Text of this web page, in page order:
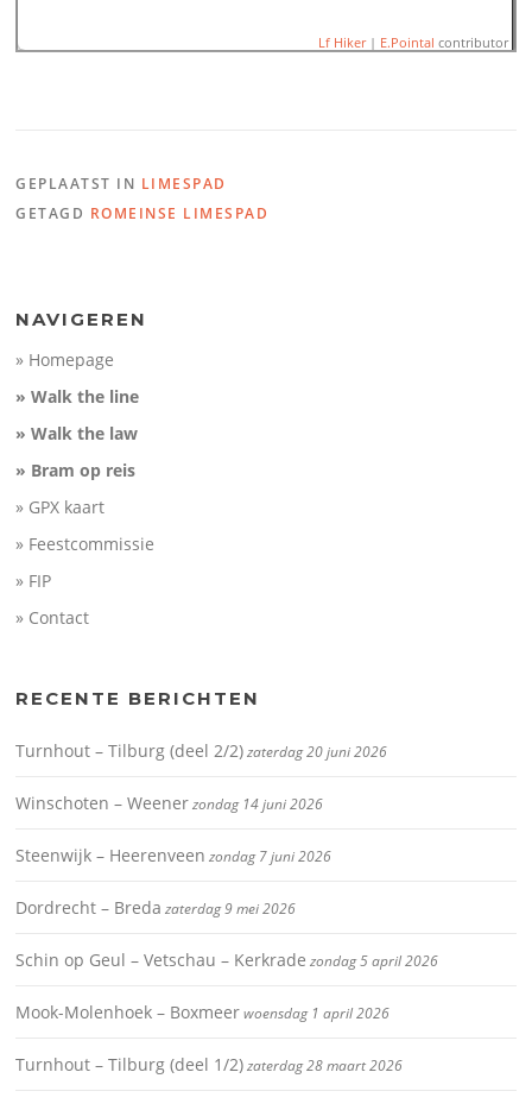
10
Lf Hiker| E.Pointal contributor
GEPLAATST IN LIMESPAD
GETAGD ROMEINSE LIMESPAD
NAVIGEREN
» Homepage
» Walk the line
» Walk the law
» Bram op reis
» GPX kaart
» Feestcommissie
» FIP
» Contact
RECENTE BERICHTEN
Turnhout – Tilburg (deel 2/2)zaterdag 20 juni 2026
Winschoten – Weenerzondag 14 juni 2026
Steenwijk – Heerenveen zondag 7 juni 2026
Dordrecht – Breda zaterdag 9 mei 2026
Schin op Geul – Vetschau – Kerkrade zondag 5 april 2026
Mook-Molenhoek – Boxmeerwoensdag 1 april 2026
Turnhout – Tilburg (deel 1/2)zaterdag 28 maart 2026